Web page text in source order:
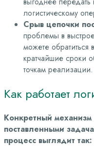
логистическому
Срыв цепочки
проблемы в
можете
кратчайшие сроки
точкам реализации.
Как работает
Конкретный
поставленными
процесс выглядит так: